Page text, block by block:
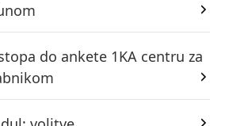
do ankete 1KA centru za